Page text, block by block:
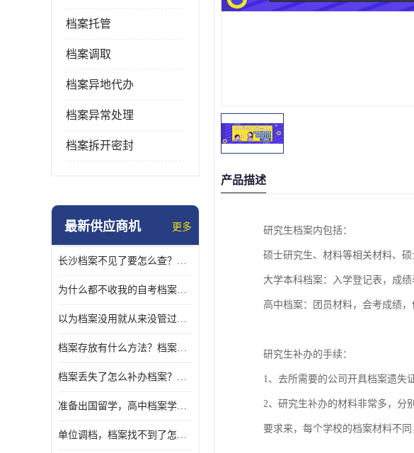
档案托管
档案调取
档案异地代办
档案异常处理
档案拆开密封
最新供应商机 更多
长沙档案不见了要怎么查？档案查询 档案补办
为什么都不收我的自考档案？自考档案怎么存档？
以为档案没用就从来没管过，现在要用档案该怎么办？
档案存放有什么方法？档案在手里为什么不能用
档案丢失了怎么补办档案？湖南档案补办 档案补办方法
准备出国留学，高中档案学校发给我了怎么办？
单位调档，档案找不到了怎么办？
产品描述
研究生档案内包括：
硕士研究生、材料等相关材料、
大学本科档案：入学登记表，成
高中档案：团员材料，会考成绩
研究生补办的手续：
1、去所需要的公司开具档案遗失
2、研究生补办的材料非常多，分
要求来，每个学校的档案材料不